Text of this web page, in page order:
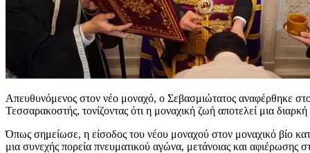
Απευθυνόμενος στον νέο μοναχό, ο Σεβασμιώτατος αναφέρθηκε
Τεσσαρακοστής, τονίζοντας ότι η μοναχική ζωή αποτελεί μια
Όπως σημείωσε, η είσοδος του νέου μοναχού στον μοναχικό βίο
μια συνεχής πορεία πνευματικού αγώνα, μετάνοιας και αφιέρωσης